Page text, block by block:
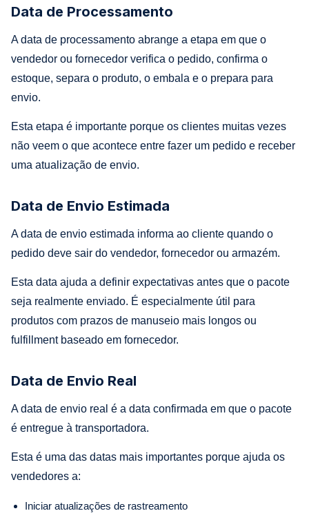
Data de Processamento
A data de processamento abrange a etapa em que o
vendedor ou fornecedor verifica o pedido, confirma o
estoque, separa o produto, o embala e o prepara para
envio.
Esta etapa é importante porque os clientes muitas vezes
não veem o que acontece entre fazer um pedido e receber
uma atualização de envio.
Data de Envio Estimada
A data de envio estimada informa ao cliente quando o
pedido deve sair do vendedor, fornecedor ou armazém.
Esta data ajuda a definir expectativas antes que o pacote
seja realmente enviado. É especialmente útil para
produtos com prazos de manuseio mais longos ou
fulfillment baseado em fornecedor.
Data de Envio Real
A data de envio real é a data confirmada em que o pacote
é entregue à transportadora.
Esta é uma das datas mais importantes porque ajuda os
vendedores a:
Iniciar atualizações de rastreamento